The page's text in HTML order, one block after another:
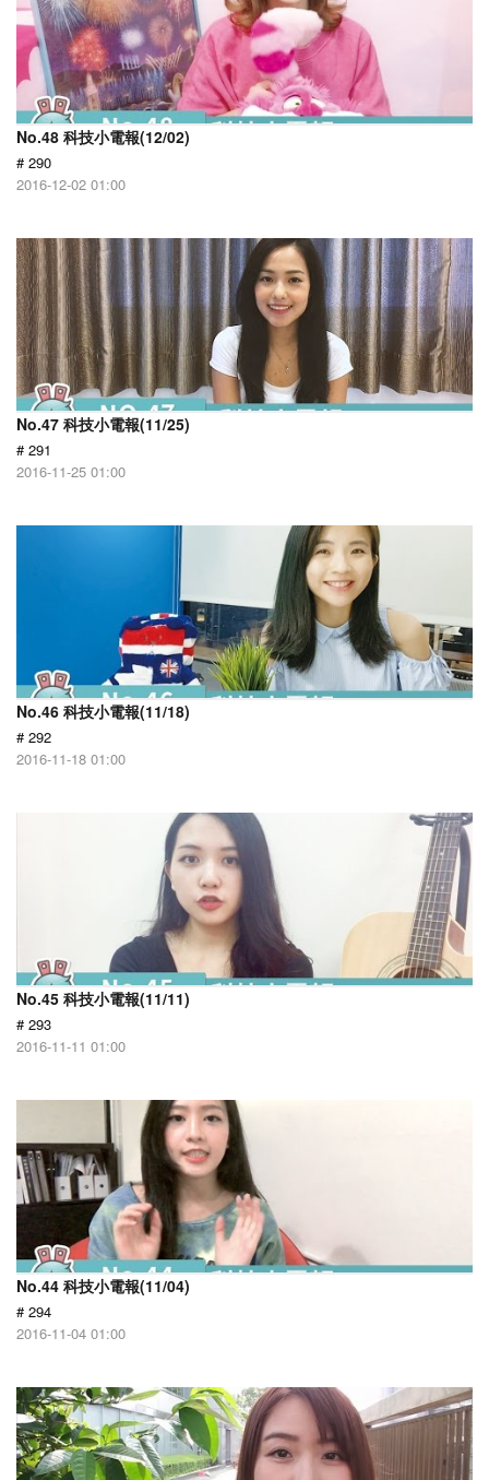
No.48 科技小電報(12/02)
# 290
2016-12-02 01:00
No.47 科技小電報(11/25)
# 291
2016-11-25 01:00
No.46 科技小電報(11/18)
# 292
2016-11-18 01:00
No.45 科技小電報(11/11)
# 293
2016-11-11 01:00
No.44 科技小電報(11/04)
# 294
2016-11-04 01:00